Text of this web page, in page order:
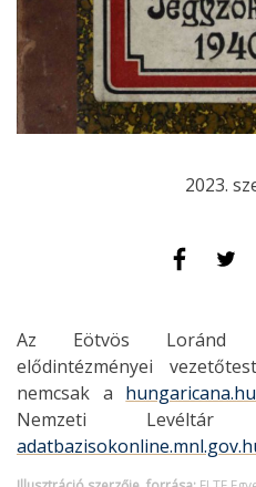
2023.
Az Eötvös Loránd
elődintézményei
nemcsak a hungaricana.hu
Nemzeti Levéltár